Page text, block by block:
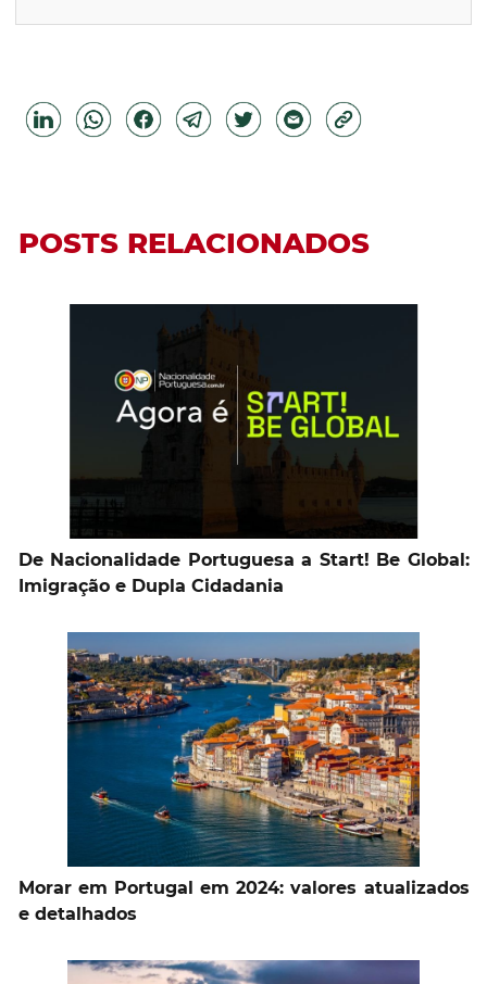
POSTS RELACIONADOS
De Nacionalidade Portuguesa a Start! Be Global:
Imigração e Dupla Cidadania
Morar em Portugal em 2024: valores atualizados
e detalhados